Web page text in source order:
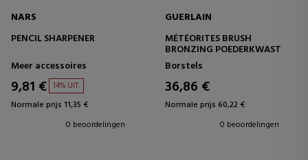
NARS
PENCIL SHARPENER
Meer accessoires
9,81 € 14% UIT.
Normale prijs 11,35 €
0 beoordelingen
GUERLAIN
MÉTÉORITES BRUSH
BRONZING POEDERKWAST
Borstels
36,86 €
Normale prijs 60,22 €
0 beoordelingen